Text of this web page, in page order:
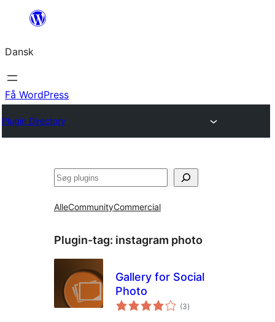
Spring
indhold
Dansk
Få WordPress
Plugin Directory
Søg
AlleCommunityCommercial
Plugin-tag: instagram photo
Gallery for Social
Photo
(3totale
bedømmelser
)